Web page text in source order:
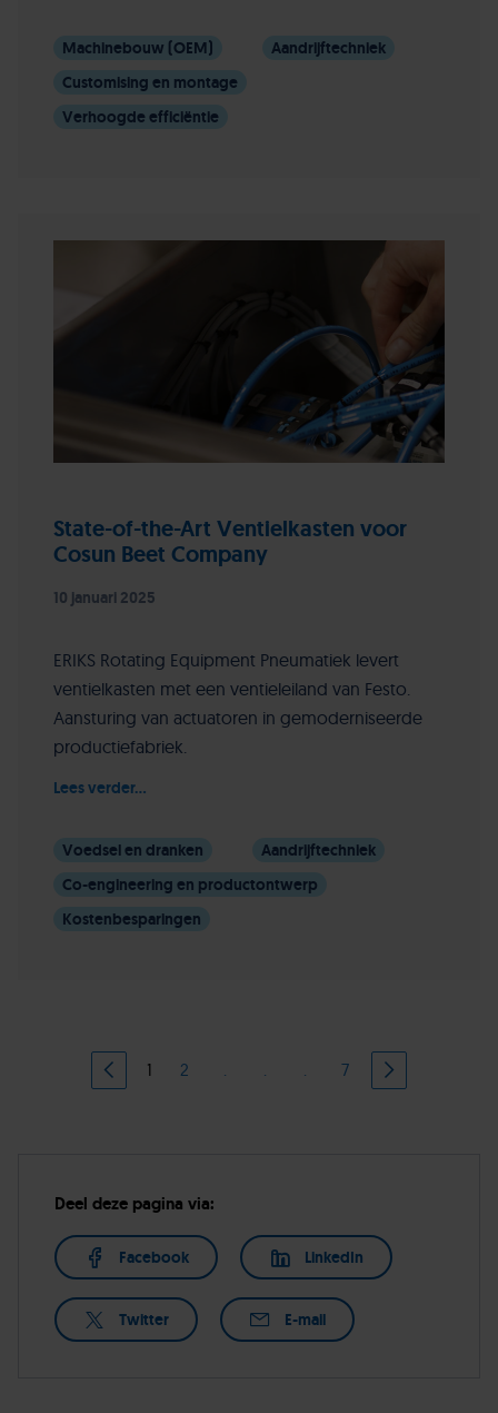
Machinebouw (OEM)
Aandrijftechniek
Customising en montage
Verhoogde efficiëntie
State-of-the-Art Ventielkasten voor
Cosun Beet Company
10 januari 2025
ERIKS Rotating Equipment Pneumatiek levert
ventielkasten met een ventieleiland van Festo.
Aansturing van actuatoren in gemoderniseerde
productiefabriek.
Lees verder...
Voedsel en dranken
Aandrijftechniek
Co-engineering en productontwerp
Kostenbesparingen
1 2 . . . 7
Deel deze pagina via:
Facebook LinkedIn
Twitter E-mail